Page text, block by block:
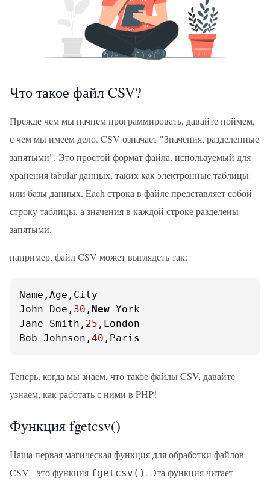
Что такое файл CSV?
Прежде чем мы начнем программировать, давайте поймем,
с чем мы имеем дело. CSV означает "Значения, разделенные
запятыми". Это простой формат файла, используемый для
хранения tabular данных, таких как электронные таблицы
или базы данных. Each строка в файле представляет собой
строку таблицы, а значения в каждой строке разделены
запятыми.
например, файл CSV может выглядеть так:
Name,Age,City
John Doe, 30 , New York
Jane Smith, 25 ,London
Bob Johnson, 40 ,Paris
Теперь, когда мы знаем, что такое файлы CSV, давайте
узнаем, как работать с ними в PHP!
Функция fgetcsv()
Наша первая магическая функция для обработки файлов
CSV - это функция fgetcsv() . Эта функция читает